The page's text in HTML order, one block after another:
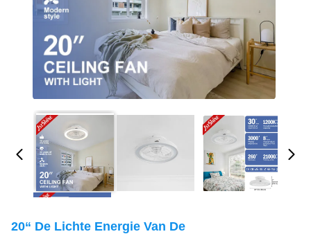
20“ De Lichte Energie Van De